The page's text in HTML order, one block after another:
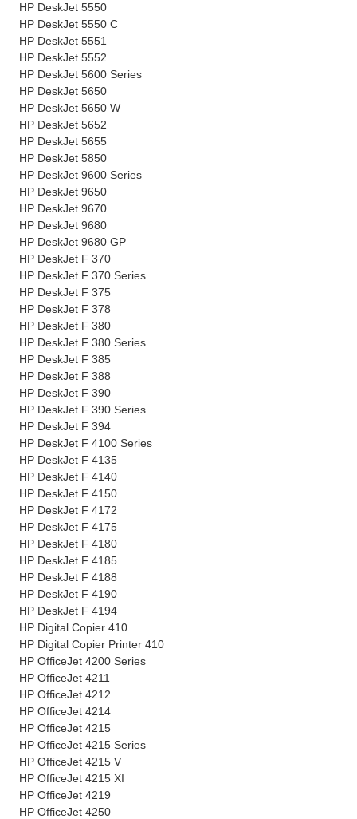
HP DeskJet 5550
HP DeskJet 5550 C
HP DeskJet 5551
HP DeskJet 5552
HP DeskJet 5600 Series
HP DeskJet 5650
HP DeskJet 5650 W
HP DeskJet 5652
HP DeskJet 5655
HP DeskJet 5850
HP DeskJet 9600 Series
HP DeskJet 9650
HP DeskJet 9670
HP DeskJet 9680
HP DeskJet 9680 GP
HP DeskJet F 370
HP DeskJet F 370 Series
HP DeskJet F 375
HP DeskJet F 378
HP DeskJet F 380
HP DeskJet F 380 Series
HP DeskJet F 385
HP DeskJet F 388
HP DeskJet F 390
HP DeskJet F 390 Series
HP DeskJet F 394
HP DeskJet F 4100 Series
HP DeskJet F 4135
HP DeskJet F 4140
HP DeskJet F 4150
HP DeskJet F 4172
HP DeskJet F 4175
HP DeskJet F 4180
HP DeskJet F 4185
HP DeskJet F 4188
HP DeskJet F 4190
HP DeskJet F 4194
HP Digital Copier 410
HP Digital Copier Printer 410
HP OfficeJet 4200 Series
HP OfficeJet 4211
HP OfficeJet 4212
HP OfficeJet 4214
HP OfficeJet 4215
HP OfficeJet 4215 Series
HP OfficeJet 4215 V
HP OfficeJet 4215 XI
HP OfficeJet 4219
HP OfficeJet 4250